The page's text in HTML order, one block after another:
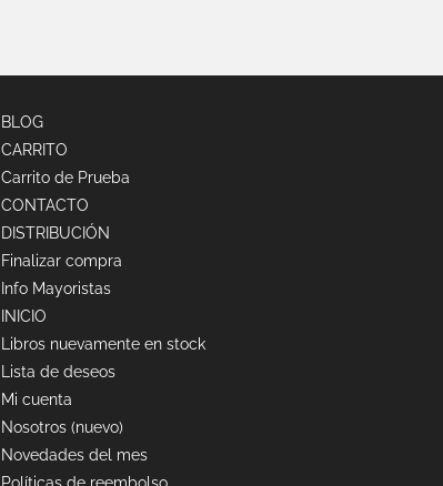
BLOG
CARRITO
Carrito de Prueba
CONTACTO
DISTRIBUCIÓN
Finalizar compra
Info Mayoristas
INICIO
Libros nuevamente en stock
Lista de deseos
Mi cuenta
Nosotros (nuevo)
Novedades del mes